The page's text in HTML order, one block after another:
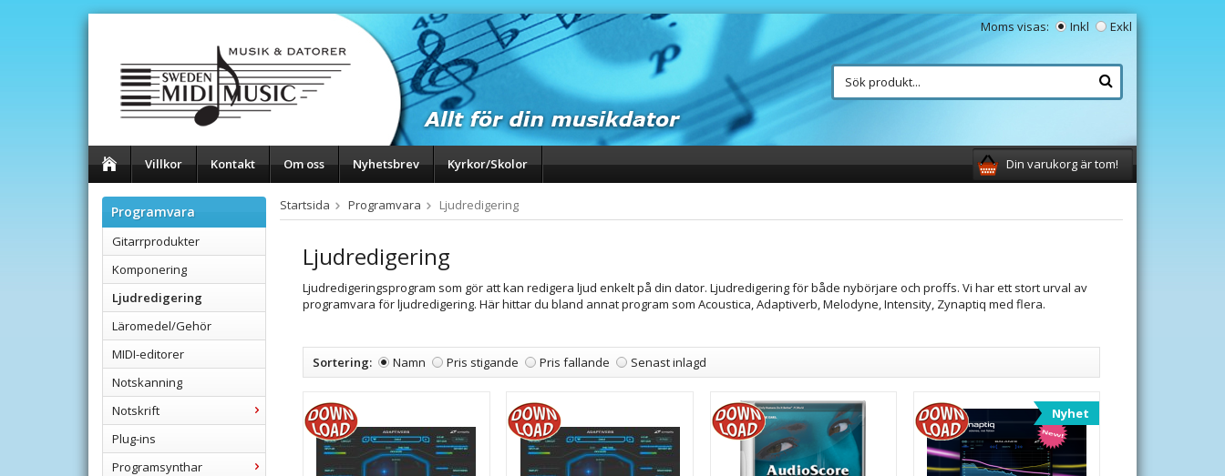
Moms visas: Inkl Exkl
Villkor Kontakt Om oss Nyhetsbrev Kyrkor/Skolor Din varukorg är tom!
Programvara
Gitarrprodukter
Komponering
Ljudredigering
Läromedel/Gehör
MIDI-editorer
Notskanning
Notskrift
Plug-ins
Programsynthar
Startsida Programvara Ljudredigering
Ljudredigering
Ljudredigeringsprogram som gör att kan redigera ljud enkelt på din dator. Ljudredigering för både nybörjare och proffs. Vi har ett stort urval av
programvara för ljudredigering. Här hittar du bland annat program som Acoustica, Adaptiverb, Melodyne, Intensity, Zynaptiq med flera.
Sortering: Namn Pris stigande Pris fallande Senast inlagd
Nyhet